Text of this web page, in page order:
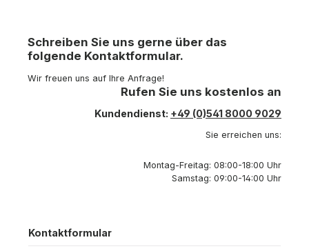
Schreiben Sie uns gerne über das
folgende Kontaktformular.
Wir freuen uns auf Ihre Anfrage!
Rufen Sie uns kostenlos an
Kundendienst: +49 (0)541 8000 9029
Sie erreichen uns:
Montag-Freitag: 08:00-18:00 Uhr
Samstag: 09:00-14:00 Uhr
Kontaktformular